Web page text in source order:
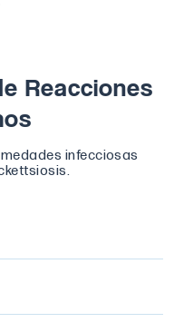
Reacciones
infecciosas